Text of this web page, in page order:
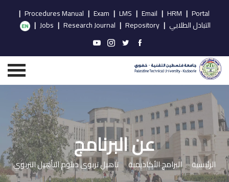
Portal
|
HRM
|
Email
|
LMS
|
Exam
|
Procedures Manual
|
التبادل الطلابي |
Repository
|
Research Journal
|
Jobs
|
عن البرنامج
الرئيسية البرامج الأكاديمية تاهيل تربوي دبلوم التأهيل التربوي